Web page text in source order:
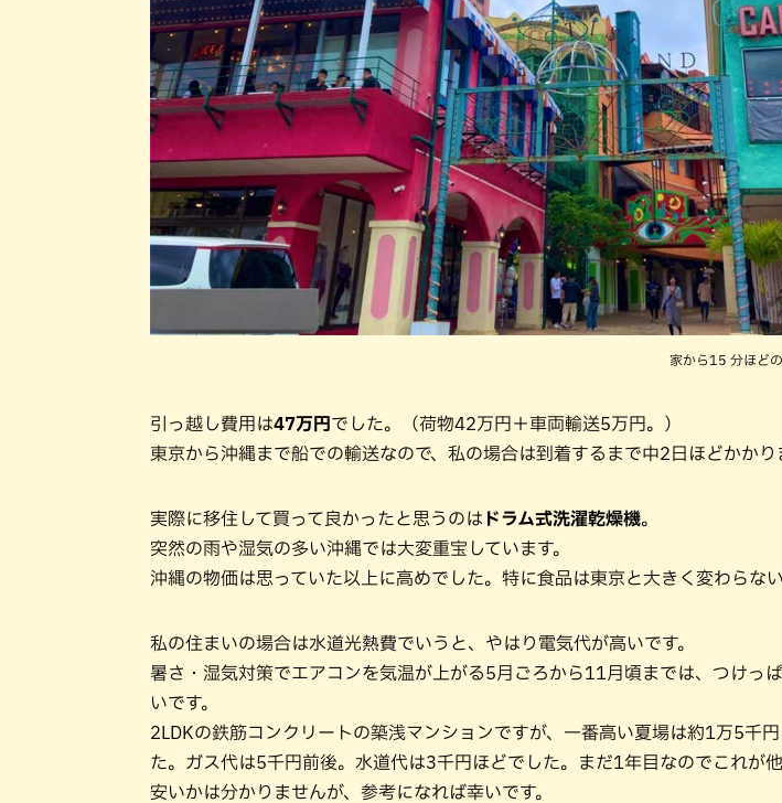
家から15 分ほど
引っ越し費用は47万円 でした。（荷物42万円＋車両輸送5万円。）
東京から沖縄まで船での輸送なので、私の場合は到着するまで中2日ほどかかり
実際に移住して買って良かったと思うのは ドラム式洗濯乾燥機。
突然の雨や湿気の多い沖縄では大変重宝しています。
沖縄の物価は思っていた以上に高めでした。特に食品は東京と大きく変わらない
私の住まいの場合は水道光熱費でいうと、やはり電気代が高いです。
暑さ・湿気対策でエアコンを気温が上がる5月ごろから11月頃までは、つけっ
いです。
2LDKの鉄筋コンクリートの築浅マンションですが、一番高い夏場は約1万5千
た。ガス代は5千円前後。水道代は3千円ほどでした。まだ1年目なのでこれが
安いかは分かりませんが、参考になれば幸いです。